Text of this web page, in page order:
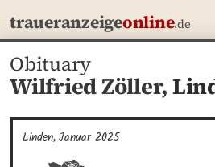
traueranzeigeonline.de
Obituary
Wilfried Zöller,
Linden, Januar 2025